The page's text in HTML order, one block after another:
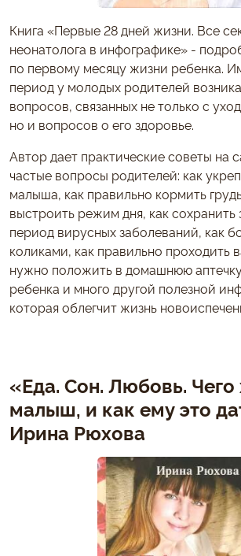
Книга «Первые 28 дней жизни. Все
неонатолога в инфографике» -
по первому месяцу жизни ребенка.
период у молодых родителей
вопросов, связанных не только с
но и вопросов о его здоровье.
Автор дает практические советы на
частые вопросы родителей: как
малыша, как правильно кормить
выстроить режим дня, как сохранить
период вирусных заболеваний, как
коликами, как правильно проходить
нужно положить в домашнюю
ребенка и много другой полезной
которая облегчит жизнь
«Еда. Сон. Любовь. Чего
малыш, и как ему это
Ирина Рюхова